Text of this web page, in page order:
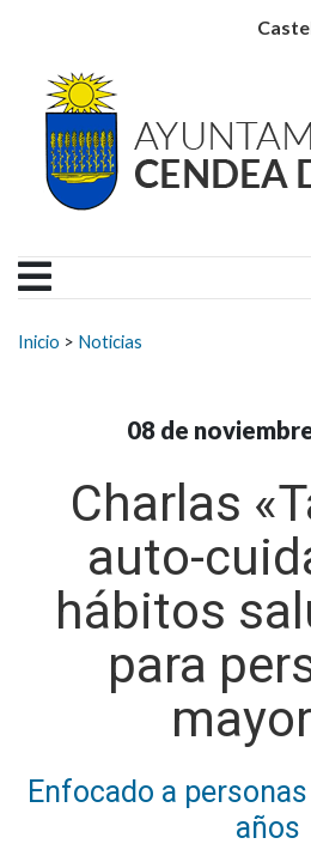
Buscar:
Inicio > Noticias
08 de
Charlas
auto-
hábitos
para
Enfocado a
años